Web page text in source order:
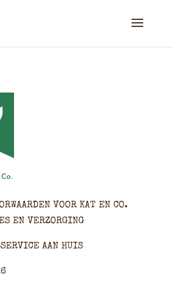
VOOR KAT EN CO.
EN VERZORGING
AAN HUIS